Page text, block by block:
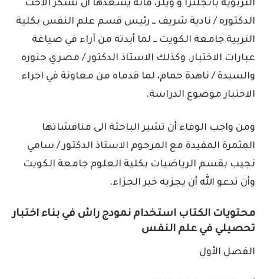
التربوية بانجلترا و ويلز، فانه يسعدها أن تشكر الاخت
الدكتوره / نادية شريف ــ رئيس قسم علم النفس بكلية
التربية جامعة الكويت ــ لما أبدته من آراء في صياغة
عبارات الاختبار. وكذلك الاستاذ الدكتور / مصري حنوره
والسيدة / ناهدة حمام، لما قدماه من معاونة في اجراء
الاختبار موضوع الدراسة.
ومن واجب الوفاء أن تشير الباحثة الى مناقشاتها
المثمرة المفيدة مع المرحوم الاستاذ الدكتور / سامي
نجيب بقسم الرياضيات بكلية العلوم جامعة الكويت
وأن تدعو الله أن يجزيه خير الجزاء.
محتويات الكتاب استخدام نمودج راش في بناء اختبار
تحصيلي في علم النفس
الفصل الأول